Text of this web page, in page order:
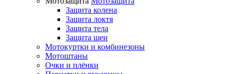
Защита колена
Защита локтя
Защита тела
Защита шеи
Мотокуртки и комбинезоны
Мотоштаны
Очки и плёнки